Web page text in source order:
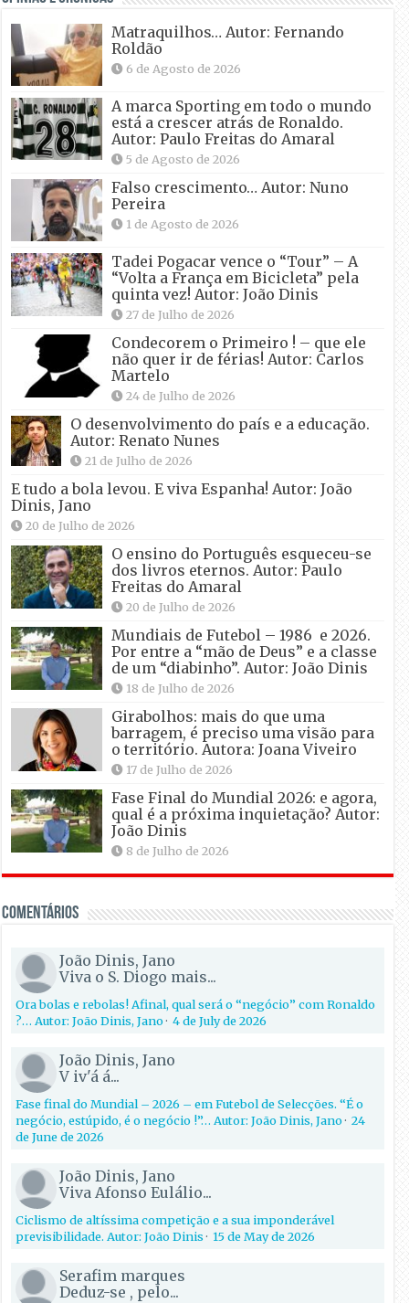
Matraquilhos… Autor: Fernando
Roldão
6 de Agosto de 2026
A marca Sporting em todo o mundo
está a crescer atrás de Ronaldo.
Autor: Paulo Freitas do Amaral
5 de Agosto de 2026
Falso crescimento… Autor: Nuno
Pereira
1 de Agosto de 2026
Tadei Pogacar vence o “Tour” – A
“Volta a França em Bicicleta” pela
quinta vez! Autor: João Dinis
27 de Julho de 2026
Condecorem o Primeiro ! – que ele
não quer ir de férias! Autor: Carlos
Martelo
24 de Julho de 2026
O desenvolvimento do país e a educação.
Autor: Renato Nunes
21 de Julho de 2026
E tudo a bola levou. E viva Espanha! Autor: João
Dinis, Jano
20 de Julho de 2026
O ensino do Português esqueceu-se
dos livros eternos. Autor: Paulo
Freitas do Amaral
20 de Julho de 2026
Mundiais de Futebol – 1986 e 2026.
Por entre a “mão de Deus” e a classe
de um “diabinho”. Autor: João Dinis
18 de Julho de 2026
Girabolhos: mais do que uma
barragem, é preciso uma visão para
o território. Autora: Joana Viveiro
17 de Julho de 2026
Fase Final do Mundial 2026: e agora,
qual é a próxima inquietação? Autor:
João Dinis
8 de Julho de 2026
Comentários
João Dinis, Jano
Viva o S. Diogo mais...
Ora bolas e rebolas! Afinal, qual será o “negócio” com Ronaldo
?… Autor: João Dinis, Jano·4 de July de 2026
João Dinis, Jano
V iv'á á...
Fase final do Mundial – 2026 – em Futebol de Selecções. “É o
negócio, estúpido, é o negócio !”… Autor: João Dinis, Jano·24
de June de 2026
João Dinis, Jano
Viva Afonso Eulálio...
Ciclismo de altíssima competição e a sua imponderável
previsibilidade. Autor: João Dinis·15 de May de 2026
Serafim marques
Deduz-se , pelo...